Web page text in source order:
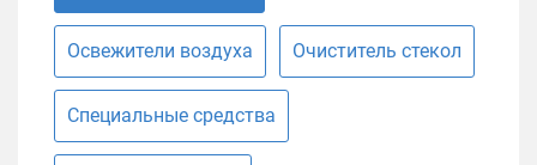
Освежители воздуха Очиститель стекол
Специальные средства